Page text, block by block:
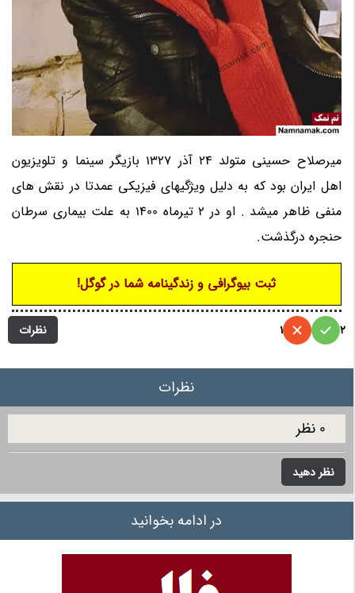
میرصلاح حسینی متولد 24 آذر 1327 بازیگر سینما و تلویزیون
اهل ایران بود که به دلیل ویژگیهای فیزیکی عمدتا در نقش های
منفی ظاهر میشد . او در 2 تیرماه 1400 به علت بیماری سرطان
حنجره درگذشت.
ثبت بیوگرافی و زندگینامه شما در گوگل!
نظرات 2
1
نظرات
0 نظر
نظر دهید
در ادامه بخوانید